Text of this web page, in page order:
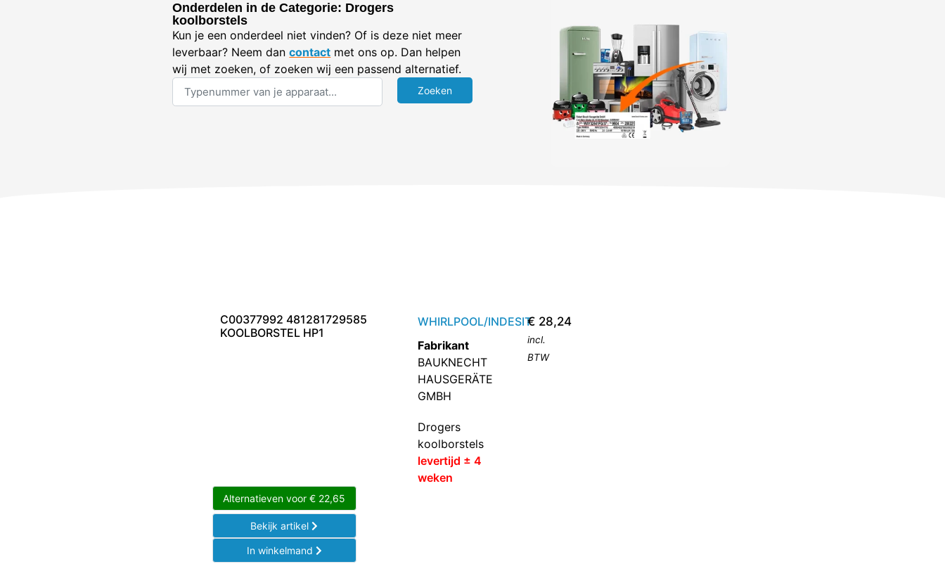
Onderdelen in de Categorie: Drogers
koolborstels
Kun je een onderdeel niet vinden? Of is deze niet meer
leverbaar? Neem dancontact met ons op. Dan helpen
wij met zoeken, of zoeken wij een passend alternatief.
C00377992 481281729585
KOOLBORSTEL HP1
WHIRLPOOL/INDESIT
Fabrikant
BAUKNECHT
HAUSGERÄTE
GMBH
Drogers
koolborstels
levertijd ± 4
weken
€ 28,24
incl.
BTW
Alternatieven voor€ 22,65
Bekijk artikel
In winkelmand